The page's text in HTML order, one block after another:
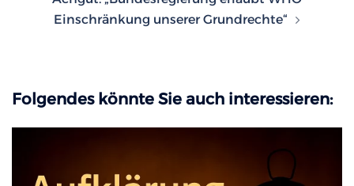
Einschränkung unserer Grundrechte“
Folgendes könnte Sie auch interessieren: